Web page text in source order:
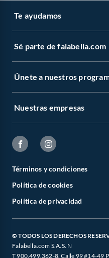
Te ayudamos
Sé parte de falabella.com
Únete a nuestros
Nuestras empresas
Términos y condiciones
Política de cookies
Política de privacidad
© TODOS LOS DERECHOS
Falabella.com S.A.S. N
T 900.499.362-8. Calle 99 #14-49